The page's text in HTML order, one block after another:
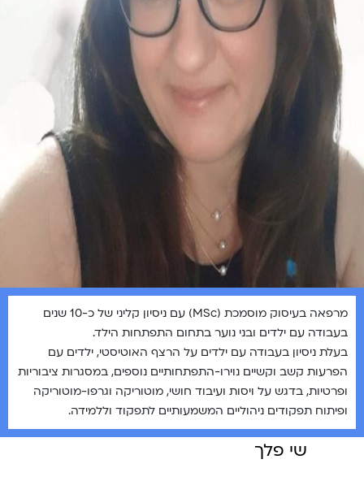
מרפאה בעיסוק מוסמכת (MSc) עם ניסיון קליני של כ-10 שנים
בעבודה עם ילדים ובני נוער בתחום התפתחות הילד.
בעלת ניסיון בעבודה עם ילדים על הרצף האוטיסטי, ילדים עם
הפרעות קשב וקשיים נוירו-התפתחותיים נוספים, במסגרות ציבוריות
ופרטיות, בדגש על ויסות ועיבוד חושי, מוטוריקה וגרפו-מוטוריקה
ופיתוח תפקודים ניהוליים המשמעותיים לתפקוד וללמידה.
שי פלך